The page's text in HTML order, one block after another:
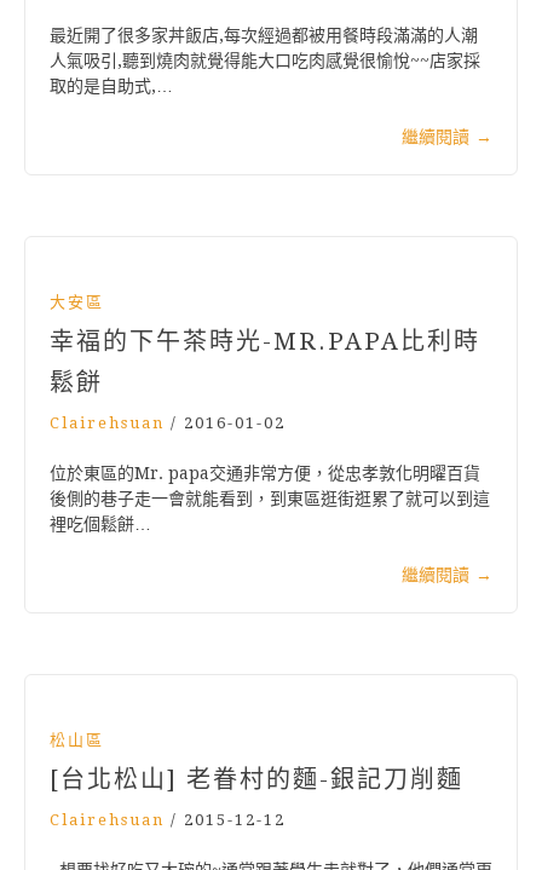
最近開了很多家丼飯店,每次經過都被用餐時段滿滿的人潮
人氣吸引,聽到燒肉就覺得能大口吃肉感覺很愉悅~~店家採
取的是自助式,…
繼續閱讀 →
大安區
幸福的下午茶時光-MR.PAPA比利時
鬆餅
Clairehsuan / 2016-01-02
位於東區的Mr. papa交通非常方便，從忠孝敦化明曜百貨
後側的巷子走一會就能看到，到東區逛街逛累了就可以到這
裡吃個鬆餅…
繼續閱讀 →
松山區
[台北松山] 老眷村的麵-銀記刀削麵
Clairehsuan / 2015-12-12